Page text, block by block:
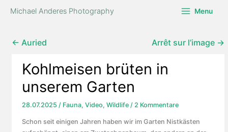
Inhalt
Michael Anderes Photography Menu
← Auried Arrêt sur l’image →
Kohlmeisen brüten in
unserem Garten
28.07.2025 / Fauna, Video, Wildlife/ 2 Kommentare
Schon seit einigen Jahren haben wir im Garten Nistkästen